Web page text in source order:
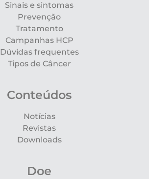
Sinais e sintomas
Prevenção
Tratamento
Campanhas HCP
Dúvidas frequentes
Tipos de Câncer
Conteúdos
Notícias
Revistas
Downloads
Doe